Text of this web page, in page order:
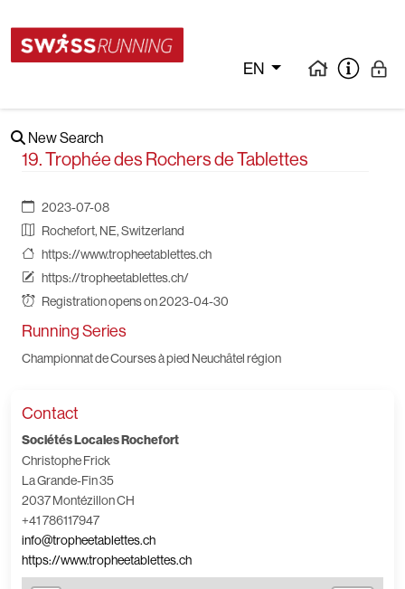
EN
New Search
19. Trophée des Rochers de Tablettes
2023-07-08
Rochefort, NE, Switzerland
https://www.tropheetablettes.ch
https://tropheetablettes.ch/
Registration opens on 2023-04-30
Running Series
Championnat de Courses à pied Neuchâtel région
Contact
Sociétés Locales Rochefort
Christophe Frick
La Grande-Fin 35
2037 Montézillon CH
+41 786117947
info@tropheetablettes.ch
https://www.tropheetablettes.ch